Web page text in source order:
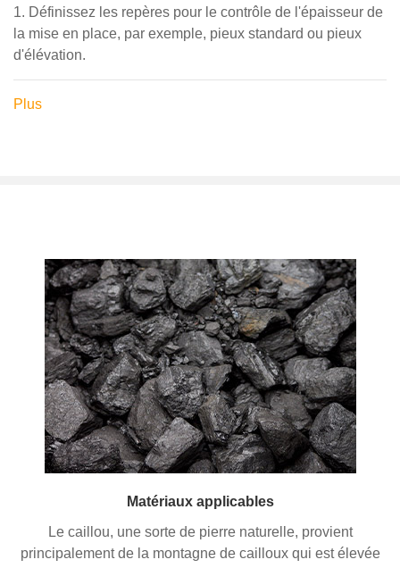
1. Définissez les repères pour le contrôle de l'épaisseur de
la mise en place, par exemple, pieux standard ou pieux
d'élévation.
Plus
Matériaux applicables
Le caillou, une sorte de pierre naturelle, provient
principalement de la montagne de cailloux qui est élevée